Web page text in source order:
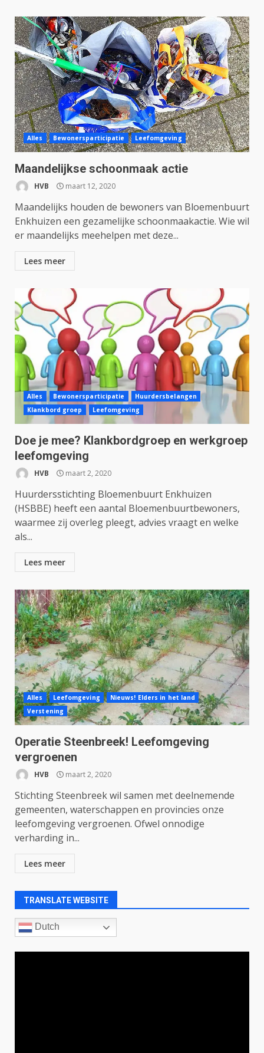
Alles Bewonersparticipatie Leefomgeving
Maandelijkse schoonmaak actie
HVB maart 12, 2020
Maandelijks houden de bewoners van Bloemenbuurt
Enkhuizen een gezamelijke schoonmaakactie. Wie wil
er maandelijks meehelpen met deze...
Lees meer
Alles Bewonersparticipatie
Huurdersbelangen
Klankbord groep
Leefomgeving
Doe je mee? Klankbordgroep en werkgroep
leefomgeving
HVB maart 2, 2020
Huurdersstichting Bloemenbuurt Enkhuizen
(HSBBE) heeft een aantal Bloemenbuurtbewoners,
waarmee zij overleg pleegt, advies vraagt en welke
als...
Lees meer
Alles Leefomgeving
Nieuws! Elders in het land
Verstening
Operatie Steenbreek! Leefomgeving
vergroenen
HVB maart 2, 2020
Stichting Steenbreek wil samen met deelnemende
gemeenten, waterschappen en provincies onze
leefomgeving vergroenen. Ofwel onnodige
verharding in...
Lees meer
TRANSLATE WEBSITE
Dutch